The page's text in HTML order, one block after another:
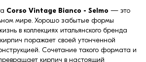
Corso Vintage Bianco - Selmo — это
мире. Хорошо забытые формы
в коллекциях итальянского бренда
поражает своей утонченной
Сочетание такого формата и
кирпич в настоящий